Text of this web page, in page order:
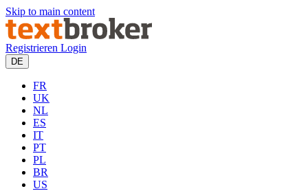
Skip to main content
Registrieren Login
DE
FR
UK
NL
ES
IT
PT
PL
BR
US